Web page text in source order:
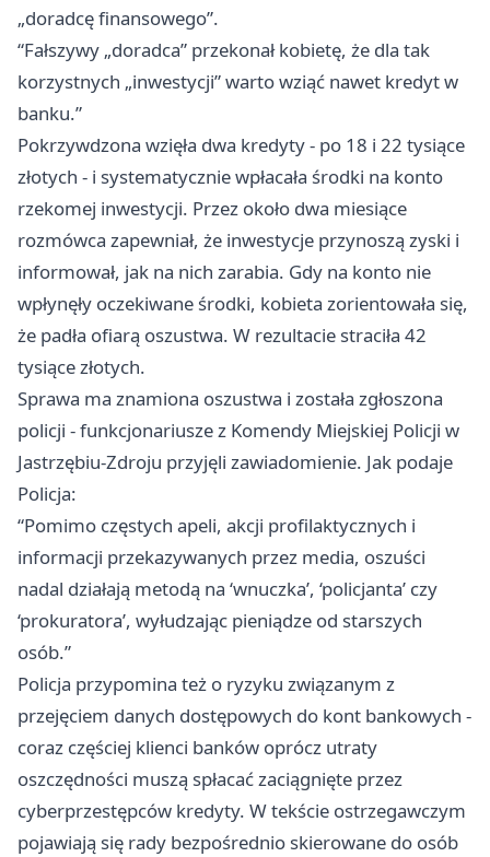
„doradcę finansowego”.
“Fałszywy „doradca” przekonał kobietę, że dla tak
korzystnych „inwestycji” warto wziąć nawet kredyt w
banku.”
Pokrzywdzona wzięła dwa kredyty - po 18 i 22 tysiące
złotych - i systematycznie wpłacała środki na konto
rzekomej inwestycji. Przez około dwa miesiące
rozmówca zapewniał, że inwestycje przynoszą zyski i
informował, jak na nich zarabia. Gdy na konto nie
wpłynęły oczekiwane środki, kobieta zorientowała się,
że padła ofiarą oszustwa. W rezultacie straciła 42
tysiące złotych.
Sprawa ma znamiona oszustwa i została zgłoszona
policji - funkcjonariusze z Komendy Miejskiej Policji w
Jastrzębiu-Zdroju przyjęli zawiadomienie. Jak podaje
Policja:
“Pomimo częstych apeli, akcji profilaktycznych i
informacji przekazywanych przez media, oszuści
nadal działają metodą na ‘wnuczka’, ‘policjanta’ czy
‘prokuratora’, wyłudzając pieniądze od starszych
osób.”
Policja przypomina też o ryzyku związanym z
przejęciem danych dostępowych do kont bankowych -
coraz częściej klienci banków oprócz utraty
oszczędności muszą spłacać zaciągnięte przez
cyberprzestępców kredyty. W tekście ostrzegawczym
pojawiają się rady bezpośrednio skierowane do osób